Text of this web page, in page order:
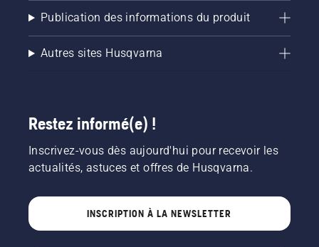
Publication des informations du produit
Autres sites Husqvarna
Restez informé(e) !
Inscrivez-vous dès aujourd'hui pour recevoir les
actualités, astuces et offres de Husqvarna.
INSCRIPTION À LA NEWSLETTER